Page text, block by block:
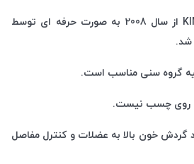
چسب KINESIOLOGY TAPE از سال 2008 به صورت حرفه ای توسط
شد.
گروه سنی مناسب است.
روی چسب نیست.
خون بالا به عضلات و کنترل مفاصل